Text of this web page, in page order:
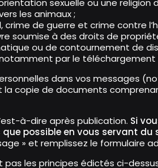
sexuelle ou une religion
les animaux ;
de guerre et crime contre
soumise à des droits de
ou de contournement de
par le téléchargement
dans vos messages
copie de documents
à-dire après publication. Si
possible en vous servant
» et remplissez le formulaire
les principes édictés ci-